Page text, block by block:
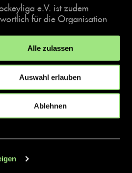
Alle zulassen
Auswahl erlauben
Ablehnen
e.V. ist zudem
für die Organisation
der deutschen Hockey-
© 2026 hockey.de